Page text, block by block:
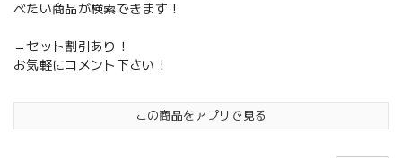
べたい商品が検索できます！
→セット割引あり！
お気軽にコメント下さい！
この商品をアプリで見る